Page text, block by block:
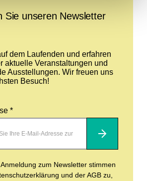
Sie unseren Newsletter
dem Laufenden und erfahren
aktuelle Veranstaltungen und
Ausstellungen. Wir freuen uns
Besuch!
*
Abonnieren
zum Newsletter stimmen
und der AGB zu,